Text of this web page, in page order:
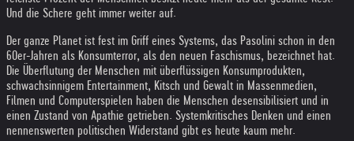
Und die Schere geht immer weiter auf.
Der ganze Planet ist fest im Griff eines Systems, das Pasolini schon in den
60er-Jahren als Konsumterror, als den neuen Faschismus, bezeichnet hat.
Die Überflutung der Menschen mit überflüssigen Konsumprodukten,
schwachsinnigem Entertainment, Kitsch und Gewalt in Massenmedien,
Filmen und Computerspielen haben die Menschen desensibilisiert und in
einen Zustand von Apathie getrieben. Systemkritisches Denken und einen
nennenswerten politischen Widerstand gibt es heute kaum mehr.